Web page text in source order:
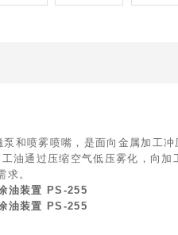
和喷雾喷嘴，是面向金属加工
油通过压缩空气低压雾化，向
求。
油装置
PS-255
油装置
PS-255